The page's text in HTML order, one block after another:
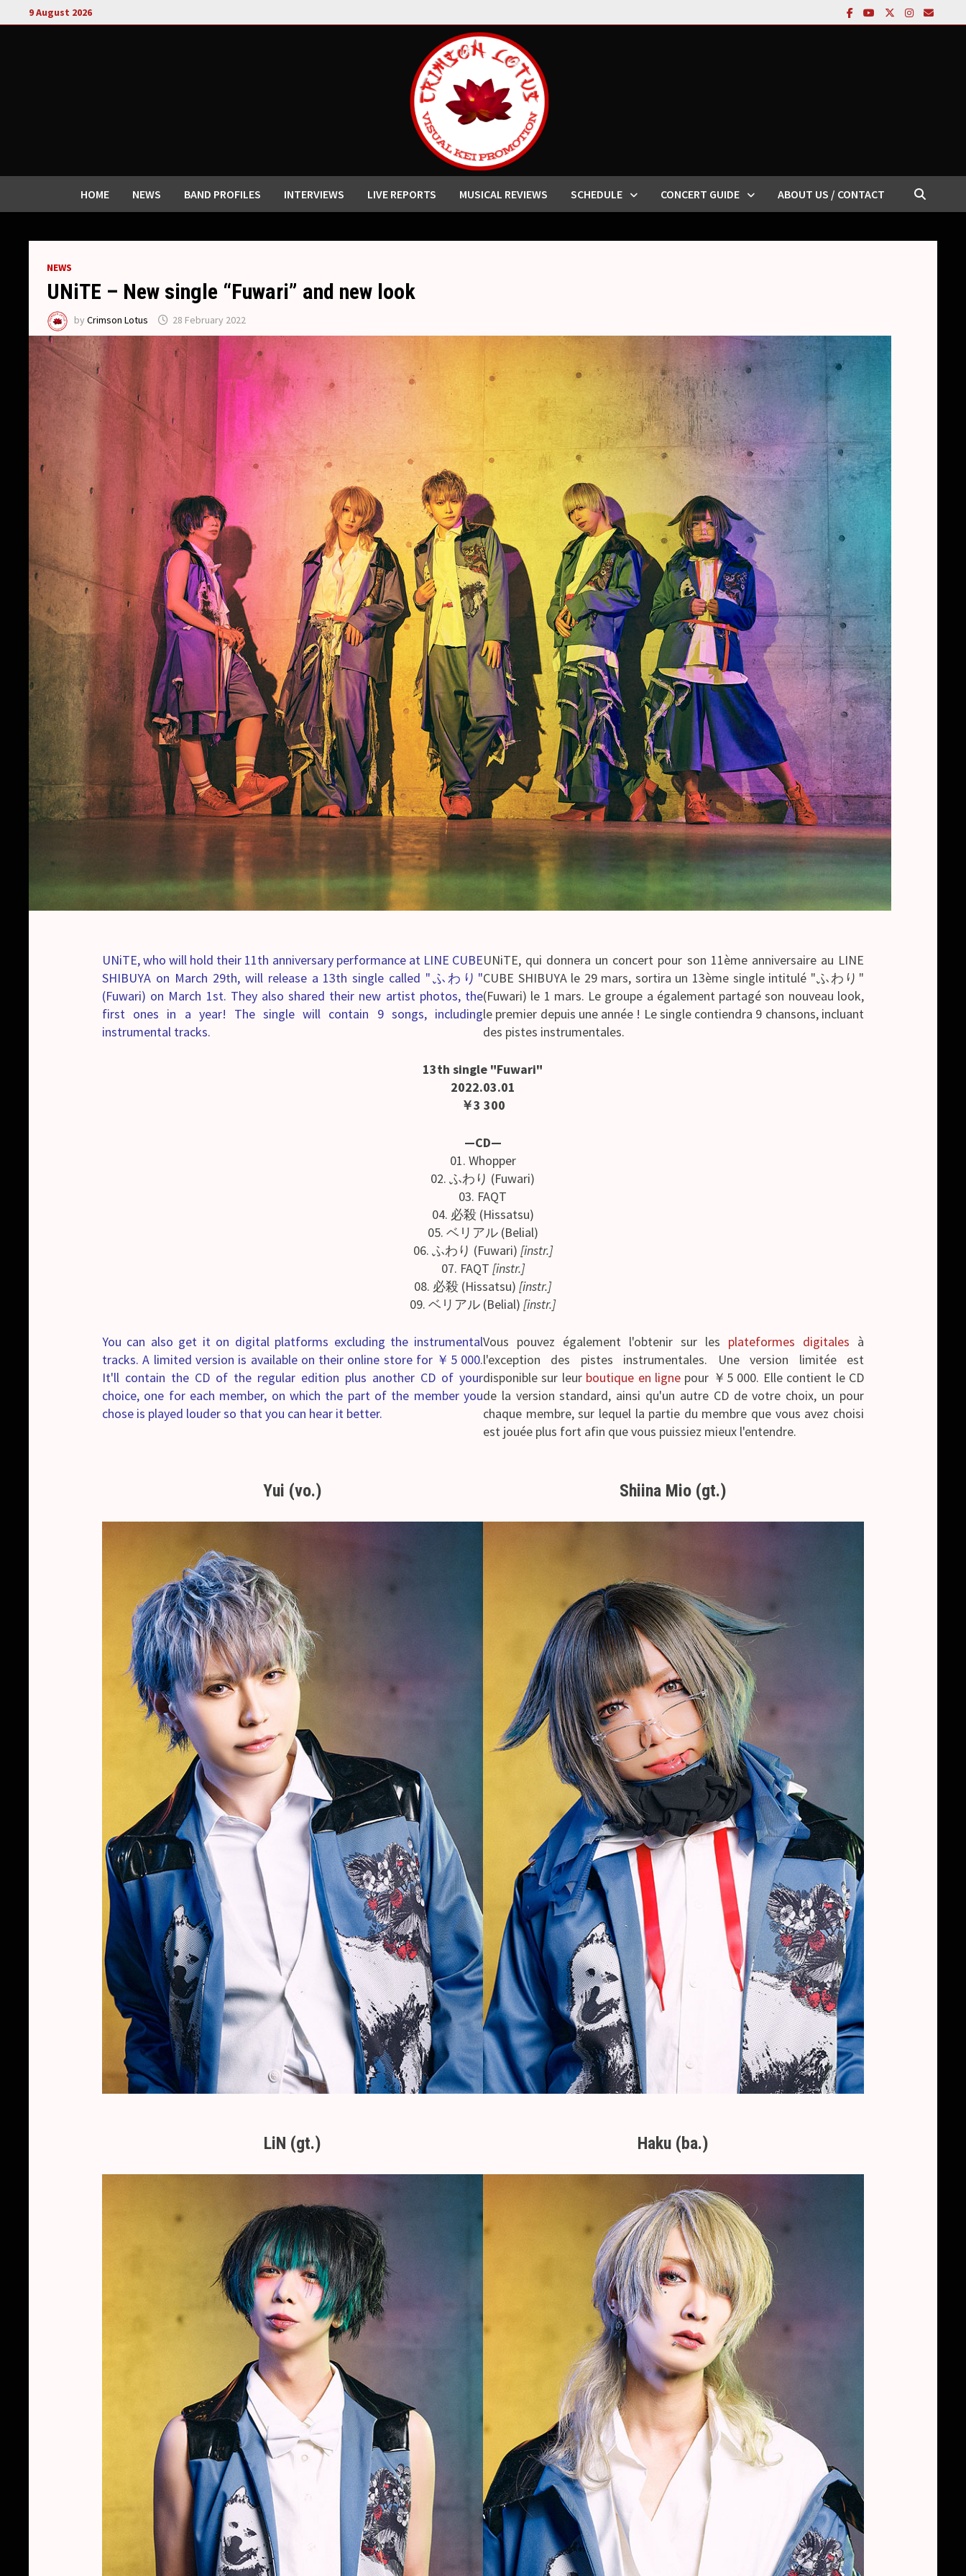
to
9 August 2026
HOME NEWS BAND PROFILES INTERVIEWS LIVE REPORTS MUSICAL REVIEWS SCHEDULE CONCERT GUIDE ABOUT US / CONTACT
NEWS
UNiTE – New single “Fuwari” and new look
byCrimson Lotus 28 February 2022
UNiTE, who will hold their 11th anniversary performance at LINE CUBE
SHIBUYA on March 29th, will release a 13th single called "ふわり"
(Fuwari) on March 1st. They also shared their new artist photos, the
first ones in a year! The single will contain 9 songs, including
instrumental tracks.
UNiTE, qui donnera un concert pour son 11ème anniversaire au LINE
CUBE SHIBUYA le 29 mars, sortira un 13ème single intitulé "ふわり"
(Fuwari) le 1 mars. Le groupe a également partagé son nouveau look,
le premier depuis une année ! Le single contiendra 9 chansons, incluant
des pistes instrumentales.
13th single "Fuwari"
2022.03.01
￥3 300
—CD—
01. Whopper
02. ふわり (Fuwari)
03. FAQT
04. 必殺 (Hissatsu)
05. ベリアル (Belial)
06. ふわり (Fuwari) [instr.]
07. FAQT [instr.]
08. 必殺 (Hissatsu)[instr.]
09. ベリアル (Belial)[instr.]
You can also get it on digital platforms excluding the instrumental
tracks. A limited version is available on their online storefor ￥5 000.
It'll contain the CD of the regular edition plus another CD of your
choice, one for each member, on which the part of the member you
chose is played louder so that you can hear it better.
Vous pouvez également l'obtenir sur les plateformes digitales à
l'exception des pistes instrumentales. Une version limitée est
disponible sur leur boutique en lignepour ￥5 000. Elle contient le CD
de la version standard, ainsi qu'un autre CD de votre choix, un pour
chaque membre, sur lequel la partie du membre que vous avez choisi
est jouée plus fort afin que vous puissiez mieux l'entendre.
Yui (vo.) Shiina Mio (gt.)
LiN (gt.) Haku (ba.)